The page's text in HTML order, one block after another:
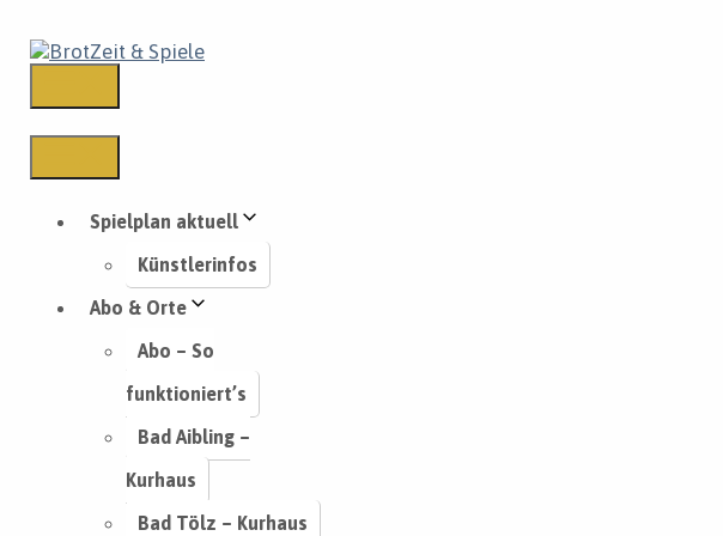
Spielplan aktuell
Künstlerinfos
Abo & Orte
Abo – So
funktioniert’s
Bad Aibling –
Kurhaus
Bad Tölz – Kurhaus